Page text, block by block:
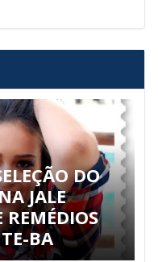
DO
JALE
REMÉDIOS
BA